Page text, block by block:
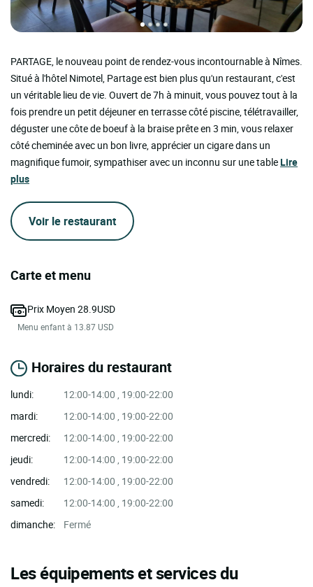
PARTAGE, le nouveau point de rendez-vous incontournable à Nîmes.
Situé à l'hôtel Nimotel, Partage est bien plus qu'un restaurant, c'est
un véritable lieu de vie. Ouvert de 7h à minuit, vous pouvez tout à la
fois prendre un petit déjeuner en terrasse côté piscine, télétravailler,
déguster une côte de boeuf à la braise prête en 3 min, vous relaxer
côté cheminée avec un bon livre, apprécier un cigare dans un
magnifique fumoir, sympathiser avec un inconnu sur une tableLire
plus
Voir le restaurant
Carte et menu
Prix Moyen 28.9USD
Menu enfant à 13.87 USD
Horaires du restaurant
lundi:
12:00-14:00 , 19:00-22:00
mardi:
12:00-14:00 , 19:00-22:00
mercredi:
12:00-14:00 , 19:00-22:00
jeudi:
12:00-14:00 , 19:00-22:00
vendredi:
12:00-14:00 , 19:00-22:00
samedi:
12:00-14:00 , 19:00-22:00
dimanche:
Fermé
Les équipements et services du